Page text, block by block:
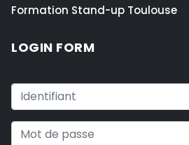
Formation Stand-up Toulouse
LOGIN FORM